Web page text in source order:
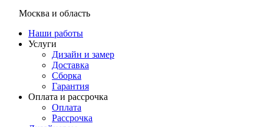
Москва и область
Наши работы
Услуги
Дизайн и замер
Доставка
Сборка
Гарантия
Оплата и рассрочка
Оплата
Рассрочка